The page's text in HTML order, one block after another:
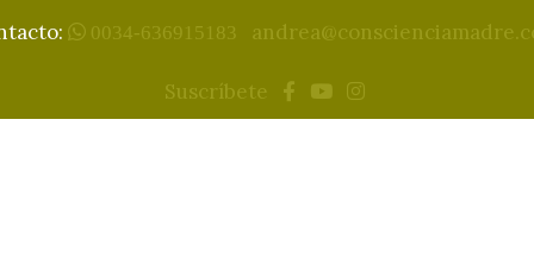
0034-636915183
Suscríbete